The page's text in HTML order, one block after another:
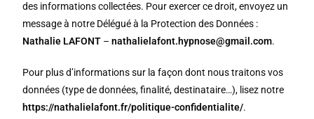
des informations collectées. Pour exercer ce droit, envoyez un
message à notre Délégué à la Protection des Données :
Nathalie LAFONT –nathalielafont.hypnose@gmail.com.
Pour plus d’informations sur la façon dont nous traitons vos
données (type de données, finalité, destinataire…), lisez notre
https://nathalielafont.fr/politique-confidentialite/.